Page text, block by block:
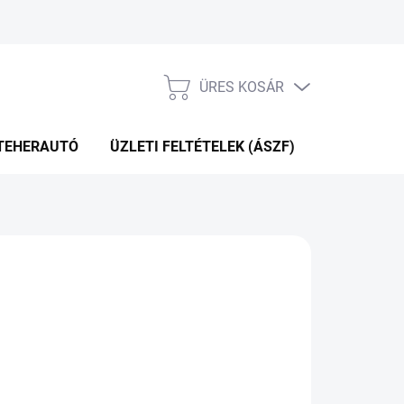
KOSÁR
ÜRES KOSÁR
ÜZLETI FELTÉTELEK (ÁSZF)